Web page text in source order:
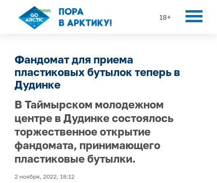
18+
Фандомат для приема
пластиковых бутылок теперь в
Дудинке
В Таймырском молодежном
центре в Дудинке состоялось
торжественное открытие
фандомата, принимающего
пластиковые бутылки.
2 ноября, 2022, 18:12